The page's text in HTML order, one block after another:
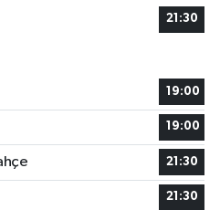
21:30
19:00
19:00
21:30
21:30